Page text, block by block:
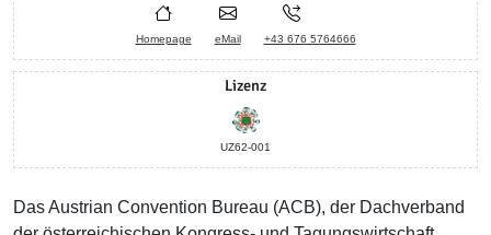
Homepage eMail +43 676 5764666
Lizenz
UZ62-001
Das Austrian Convention Bureau (ACB), der Dachverband